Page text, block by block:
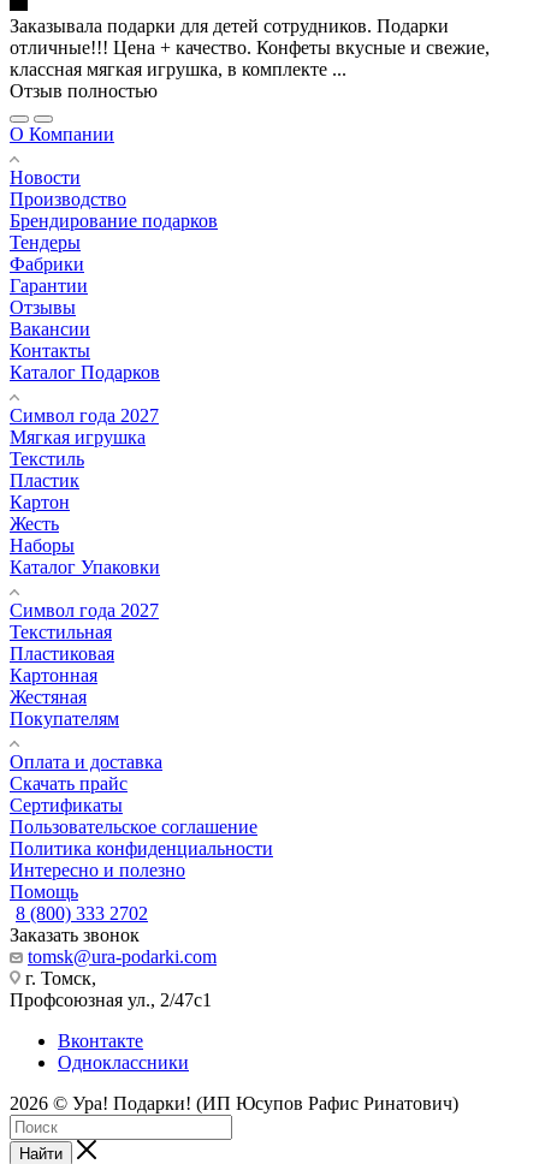
Заказывала подарки для детей сотрудников. Подарки
отличные!!! Цена + качество. Конфеты вкусные и свежие,
классная мягкая игрушка, в комплекте ...
Отзыв полностью
О Компании
Новости
Производство
Брендирование подарков
Тендеры
Фабрики
Гарантии
Отзывы
Вакансии
Контакты
Каталог Подарков
Символ года 2027
Мягкая игрушка
Текстиль
Пластик
Картон
Жесть
Наборы
Каталог Упаковки
Символ года 2027
Текстильная
Пластиковая
Картонная
Жестяная
Покупателям
Оплата и доставка
Скачать прайс
Сертификаты
Пользовательское соглашение
Политика конфиденциальности
Интересно и полезно
Помощь
8 (800) 333 2702
Заказать звонок
tomsk@ura-podarki.com
г. Томск,
Профсоюзная ул., 2/47с1
Вконтакте
Одноклассники
2026 © Ура! Подарки! (ИП Юсупов Рафис Ринатович)
Найти